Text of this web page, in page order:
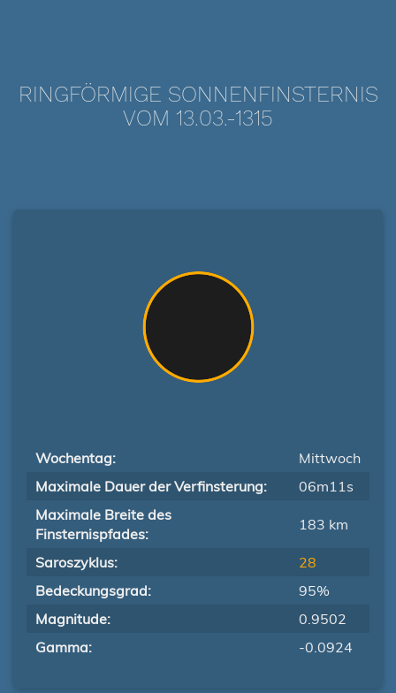
RINGFÖRMIGE SONNENFINSTERNIS
VOM 13.03.-1315
Wochentag:
Mittwoch
Maximale Dauer der Verfinsterung:
06m11s
Maximale Breite des
Finsternispfades:
183 km
Saroszyklus:
28
Bedeckungsgrad:
95%
Magnitude:
0.9502
Gamma:
-0.0924